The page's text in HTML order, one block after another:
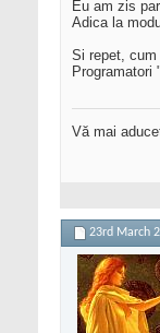
Eu am zis
Adica la
Si repet, cum
Programatori
Vă mai
23rd March